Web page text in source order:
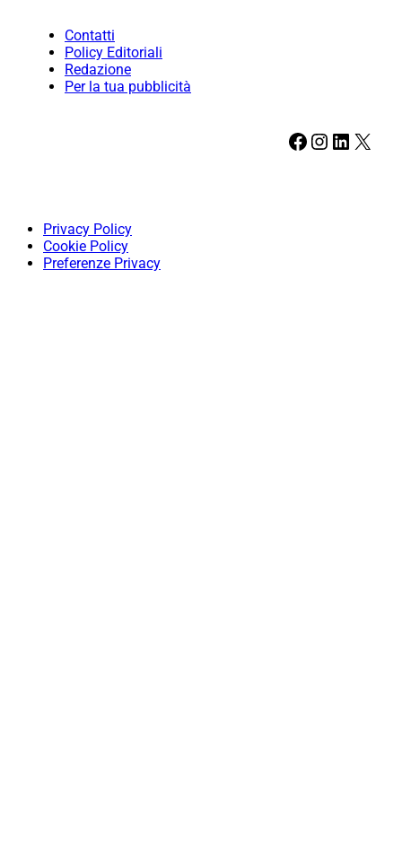
Contatti
Policy Editoriali
Redazione
Per la tua pubblicità
Facebook Instagram LinkedIn X
Privacy Policy
Cookie Policy
Preferenze Privacy